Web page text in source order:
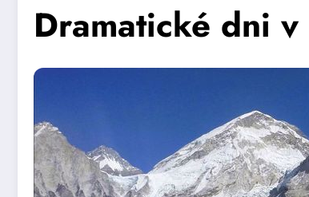
Dramatické dni